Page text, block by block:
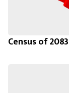
Census of